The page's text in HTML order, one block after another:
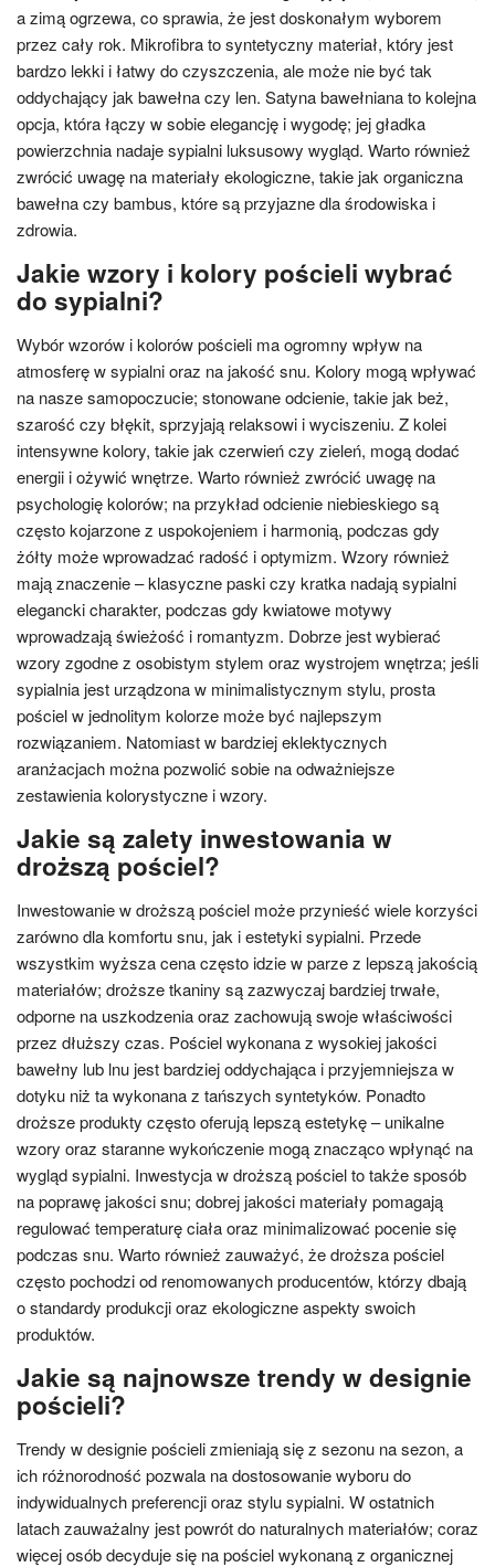
a zimą ogrzewa, co sprawia, że jest doskonałym wyborem
przez cały rok. Mikrofibra to syntetyczny materiał, który jest
bardzo lekki i łatwy do czyszczenia, ale może nie być tak
oddychający jak bawełna czy len. Satyna bawełniana to kolejna
opcja, która łączy w sobie elegancję i wygodę; jej gładka
powierzchnia nadaje sypialni luksusowy wygląd. Warto również
zwrócić uwagę na materiały ekologiczne, takie jak organiczna
bawełna czy bambus, które są przyjazne dla środowiska i
zdrowia.
Jakie wzory i kolory pościeli wybrać
do sypialni?
Wybór wzorów i kolorów pościeli ma ogromny wpływ na
atmosferę w sypialni oraz na jakość snu. Kolory mogą wpływać
na nasze samopoczucie; stonowane odcienie, takie jak beż,
szarość czy błękit, sprzyjają relaksowi i wyciszeniu. Z kolei
intensywne kolory, takie jak czerwień czy zieleń, mogą dodać
energii i ożywić wnętrze. Warto również zwrócić uwagę na
psychologię kolorów; na przykład odcienie niebieskiego są
często kojarzone z uspokojeniem i harmonią, podczas gdy
żółty może wprowadzać radość i optymizm. Wzory również
mają znaczenie – klasyczne paski czy kratka nadają sypialni
elegancki charakter, podczas gdy kwiatowe motywy
wprowadzają świeżość i romantyzm. Dobrze jest wybierać
wzory zgodne z osobistym stylem oraz wystrojem wnętrza; jeśli
sypialnia jest urządzona w minimalistycznym stylu, prosta
pościel w jednolitym kolorze może być najlepszym
rozwiązaniem. Natomiast w bardziej eklektycznych
aranżacjach można pozwolić sobie na odważniejsze
zestawienia kolorystyczne i wzory.
Jakie są zalety inwestowania w
droższą pościel?
Inwestowanie w droższą pościel może przynieść wiele korzyści
zarówno dla komfortu snu, jak i estetyki sypialni. Przede
wszystkim wyższa cena często idzie w parze z lepszą jakością
materiałów; droższe tkaniny są zazwyczaj bardziej trwałe,
odporne na uszkodzenia oraz zachowują swoje właściwości
przez dłuższy czas. Pościel wykonana z wysokiej jakości
bawełny lub lnu jest bardziej oddychająca i przyjemniejsza w
dotyku niż ta wykonana z tańszych syntetyków. Ponadto
droższe produkty często oferują lepszą estetykę – unikalne
wzory oraz staranne wykończenie mogą znacząco wpłynąć na
wygląd sypialni. Inwestycja w droższą pościel to także sposób
na poprawę jakości snu; dobrej jakości materiały pomagają
regulować temperaturę ciała oraz minimalizować pocenie się
podczas snu. Warto również zauważyć, że droższa pościel
często pochodzi od renomowanych producentów, którzy dbają
o standardy produkcji oraz ekologiczne aspekty swoich
produktów.
Jakie są najnowsze trendy w designie
pościeli?
Trendy w designie pościeli zmieniają się z sezonu na sezon, a
ich różnorodność pozwala na dostosowanie wyboru do
indywidualnych preferencji oraz stylu sypialni. W ostatnich
latach zauważalny jest powrót do naturalnych materiałów; coraz
więcej osób decyduje się na pościel wykonaną z organicznej